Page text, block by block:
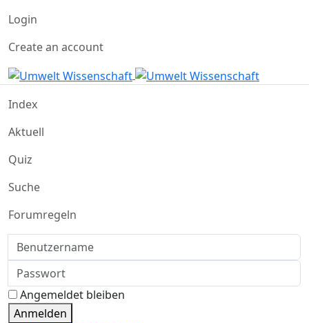
Login
Create an account
Index
Aktuell
Quiz
Suche
Forumregeln
Benutzername
Passwort
Angemeldet bleiben
Anmelden